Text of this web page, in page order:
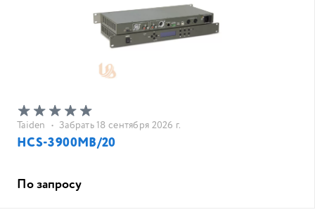
Taiden • Забрать 18 сентября 2026 г.
HCS-3900MB/20
По запросу